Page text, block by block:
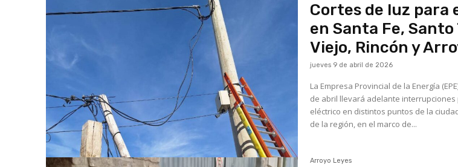
Cortes de luz para
en Santa Fe, Santo
Viejo, Rincón y
jueves 9 de abril de 2026
La Empresa Provincial de la Energía
de abril llevará adelante
eléctrico en distintos puntos de la
de la región, en el marco de...
Arroyo Leyes